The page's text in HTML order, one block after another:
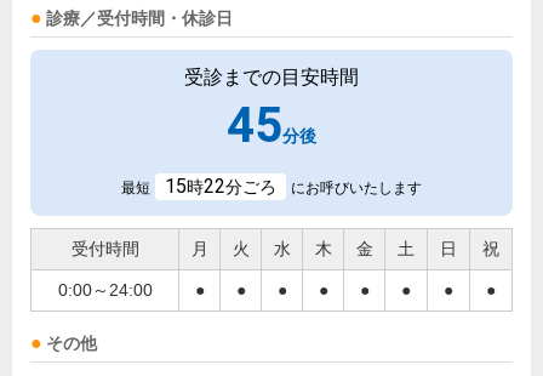
診療／受付時間・休診日
受診までの目安時間
45分後
最短 15時22分ごろ にお呼びいたします
受付時間 月 火 水 木 金 土 日 祝
0:00～24:00 ● ● ● ● ● ● ● ●
その他